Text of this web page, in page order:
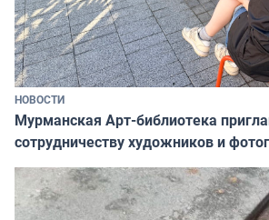
НОВОСТИ
Мурманская Арт-библиотека
сотрудничеству художников и